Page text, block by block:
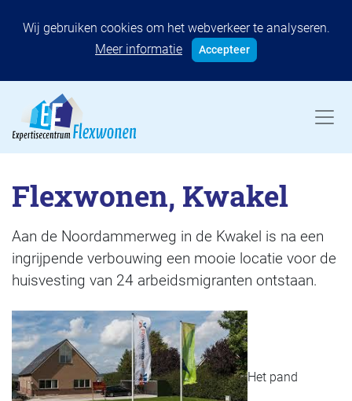
Wij gebruiken cookies om het webverkeer te analyseren.
Meer informatie
Accepteer
Flexwonen, Kwakel
Aan de Noordammerweg in de Kwakel is na een
ingrijpende verbouwing een mooie locatie voor de
huisvesting van 24 arbeidsmigranten ontstaan.
Het pand